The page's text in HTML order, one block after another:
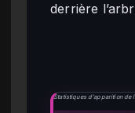
derrière
Statistiques d’apparition de